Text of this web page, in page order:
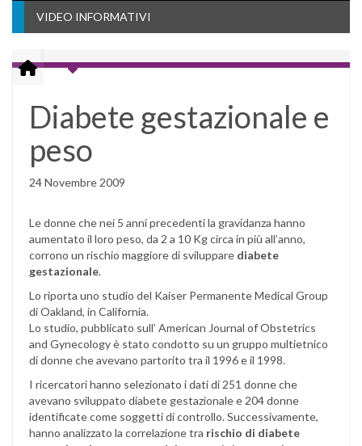
VIDEO INFORMATIVI
Diabete gestazionale e
peso
24 Novembre 2009
Le donne che nei 5 anni precedenti la gravidanza hanno
aumentato il loro peso, da 2 a 10 Kg circa in più all’anno,
corrono un rischio maggiore di sviluppare diabete
gestazionale.
Lo riporta uno studio del Kaiser Permanente Medical Group
di Oakland, in California.
Lo studio, pubblicato sull’ American Journal of Obstetrics
and Gynecology è stato condotto su un gruppo multietnico
di donne che avevano partorito tra il 1996 e il 1998.
I ricercatori hanno selezionato i dati di 251 donne che
avevano sviluppato diabete gestazionale e 204 donne
identificate come soggetti di controllo. Successivamente,
hanno analizzato la correlazione tra rischio di diabete